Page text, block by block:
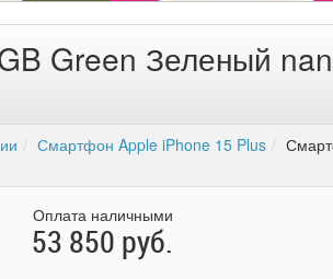
Green Зеленый
Смартфон Apple iPhone 15 Plus
Оплата наличными
53 850 руб.